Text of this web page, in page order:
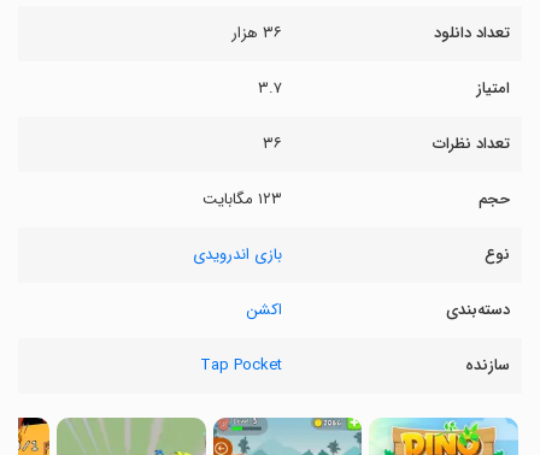
تعداد دانلود ۳۶ هزار
امتیاز ۳.۷
تعداد نظرات ۳۶
حجم ۱۲۳ مگابایت
نوع بازی اندرویدی
دسته‌بندی اکشن
سازنده Tap Pocket